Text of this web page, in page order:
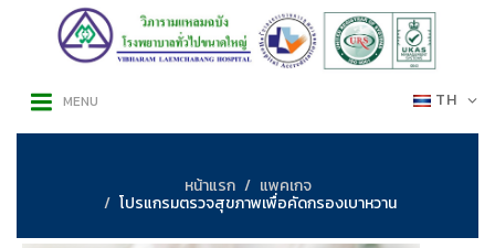
TH
MENU
หน้าแรก แพคเกจ
โปรแกรมตรวจสุขภาพเพื่อคัดกรองเบาหวาน